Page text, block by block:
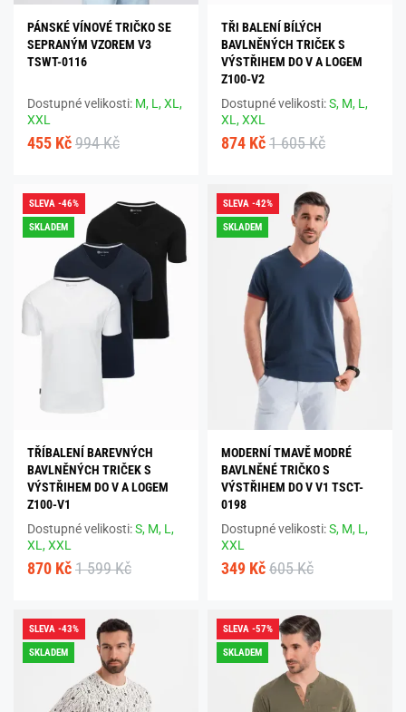
PÁNSKÉ VÍNOVÉ TRIČKO SE
SEPRANÝM VZOREM V3
TSWT-0116
Dostupné velikosti: M, L,XL,
XXL
455 Kč 994 Kč
TŘI BALENÍ BÍLÝCH
BAVLNĚNÝCH TRIČEK S
VÝSTŘIHEM DO V A LOGEM
Z100-V2
Dostupné velikosti:S, M, L,
XL,XXL
874 Kč 1 605 Kč
SLEVA -46%
SKLADEM
TŘÍBALENÍ BAREVNÝCH
BAVLNĚNÝCH TRIČEK S
VÝSTŘIHEM DO V A LOGEM
Z100-V1
Dostupné velikosti:S, M, L,
XL,XXL
870 Kč 1 599 Kč
SLEVA -42%
SKLADEM
MODERNÍ TMAVĚ MODRÉ
BAVLNĚNÉ TRIČKO S
VÝSTŘIHEM DO V V1 TSCT-
0198
Dostupné velikosti:S, M, L,
XXL
349 Kč 605 Kč
SLEVA -43%
SKLADEM
SLEVA -57%
SKLADEM